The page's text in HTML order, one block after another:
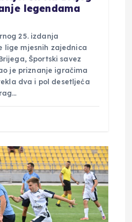
legendama
25. izdanja
lige mjesnih zajednica
Športski savez
je priznanje igračima
dva i pol desetljeća